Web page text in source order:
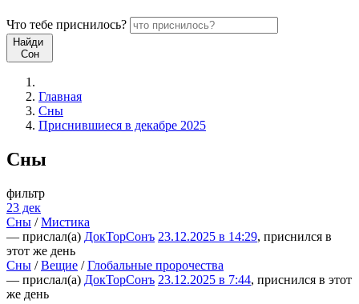
Что тебе приснилось?
Найди
Сон
Главная
Сны
Приснившиеся в декабре 2025
Сны
фильтр
23 дек
Сны /Мистика
— прислал(а) ДокТорСонъ 23.12.2025 в 14:29, приснился в
этот же день
Сны /Вещие /Глобальные пророчества
— прислал(а) ДокТорСонъ 23.12.2025 в 7:44, приснился в этот
же день